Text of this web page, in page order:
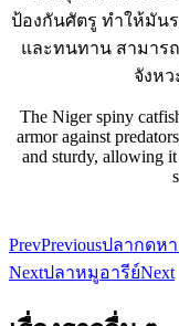
ป้องกันศัตรู ทำให้มัน
และทนทาน สามาร
จังห
The Niger spiny
armor against
and sturdy, allowing
PrevPreviousปลากดหา
Nextปลาหมูอารีย์Next